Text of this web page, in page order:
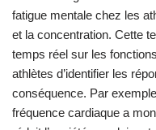
somnolence.
Comment la
biofeedback
récupération ?